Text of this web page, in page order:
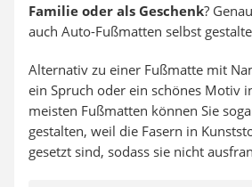
Familie oder als Geschenk?
auch Auto-Fußmatten selbst
Alternativ zu einer Fußmatte mit
ein Spruch oder ein schönes Motiv
meisten Fußmatten können Sie
gestalten, weil die Fasern in
gesetzt sind, sodass sie nicht